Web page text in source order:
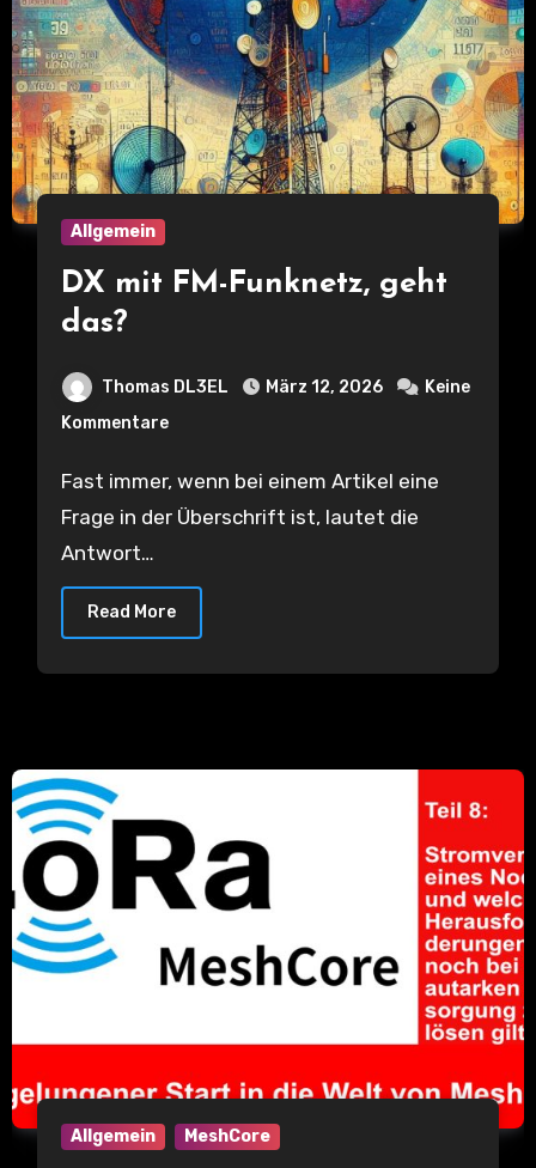
Allgemein
DX mit FM-Funknetz, geht
das?
Thomas DL3EL März 12, 2026
Keine
Kommentare
Fast immer, wenn bei einem Artikel eine
Frage in der Überschrift ist, lautet die
Antwort…
Read More
Allgemein MeshCore